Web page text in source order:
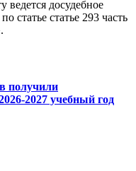
ведется досудебное
статье статье 293 часть
получили
2027 учебный год